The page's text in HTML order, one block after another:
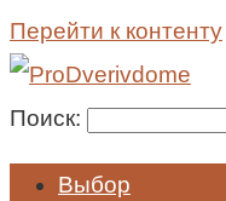
Перейти к контенту
Поиск:
Выбор